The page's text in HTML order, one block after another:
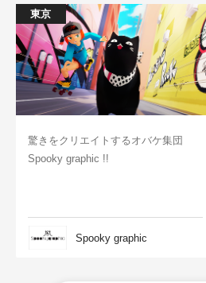
東京
驚きをクリエイトするオバケ集団
Spooky graphic !!
Spooky graphic